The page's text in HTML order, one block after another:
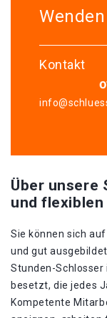
Kontakt
Über unsere
und
Sie können sich
und gut
Stunden-
besetzt, die jedes
Kompetente